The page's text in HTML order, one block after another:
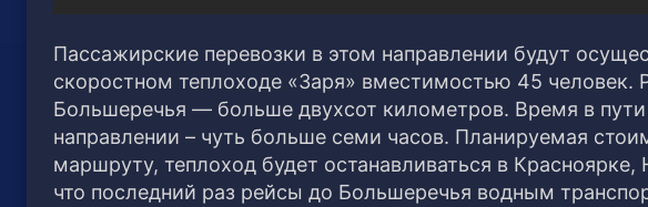
Пассажирские перевозки в этом направлении будут
скоростном теплоходе «Заря» вместимостью 45
Большеречья — больше двухсот километров. Время в пути
направлении – чуть больше семи часов. Планируемая
маршруту, теплоход будет останавливаться в
что последний раз рейсы до Большеречья водным